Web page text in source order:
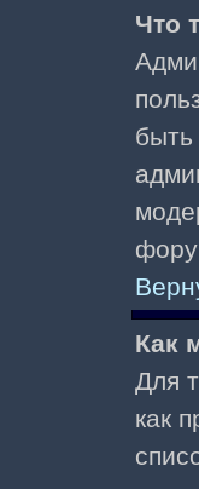
Что
быть
Как
Для
как